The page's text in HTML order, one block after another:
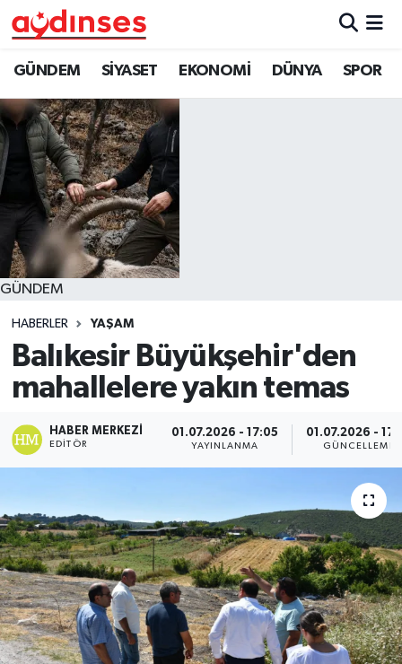
GÜNDEM SİYASET EKONOMİ DÜNYA SPOR
GÜNDEM
HABERLER YAŞAM
Balıkesir Büyükşehir'den
mahallelere yakın temas
HABER MERKEZI
EDITÖR
01.07.2026 - 17:05
YAYINLANMA
01.07.2026 -
GÜNCELLEME
GÜNDEM
SİYASET
EKONOMİ
DÜNYA
SPOR
MAGAZİN
YAŞAM
Nöbetçi Eczaneler
Hava Durumu
Aydin Namaz Vakitleri
Trafik Durumu
Süper Lig Puan Durumu ve Fikstür
Tüm Manşetler
Son Dakika Haberleri
Haber Arşivi